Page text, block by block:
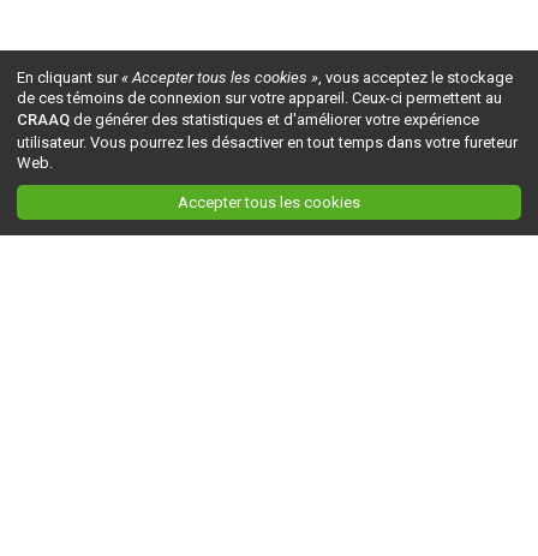
En cliquant sur« Accepter tous les cookies », vous acceptez le stockage
de ces témoins de connexion sur votre appareil. Ceux-ci permettent au
CRAAQ de générer des statistiques et d'améliorer votre expérience
utilisateur. Vous pourrez les désactiver en tout temps dans votre fureteur
Web.
Accepter tous les cookies